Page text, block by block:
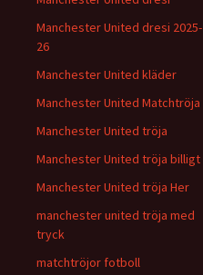
Manchester United dresi 2025-
26
Manchester United kläder
Manchester United Matchtröja
Manchester United tröja
Manchester United tröja billigt
Manchester United tröja Her
manchester united tröja med
tryck
matchtröjor fotboll